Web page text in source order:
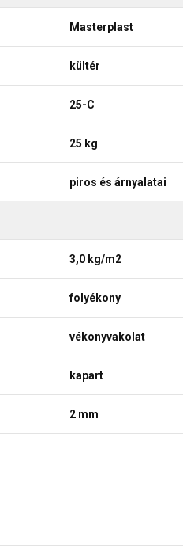
Masterplast
kültér
25-C
25 kg
piros és árnyalatai
3,0 kg/m2
folyékony
vékonyvakolat
kapart
2 mm